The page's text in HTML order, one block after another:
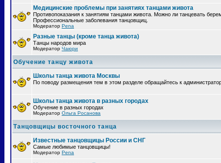
Медицинские проблемы при занятиях танцами живота
Противопоказания к занятиям танцами живота. Можно ли танцевать
Профессиональные заболевания танцовщиц.
Модератор Pena
Разные танцы (кроме танца живота)
Танцы народов мира
Модератор Чаюри
Обучение танцу живота
Школы танца живота Москвы
По поводу размещения тем в этом разделе обращайтесь к
Школы танца живота в разных городах
Обучение в разных городах
Модератор Ольга Росанова
Танцовщицы восточного танца
Известные танцовщицы России и СНГ
Самые любимые танцовщицы!
Модератор Pena